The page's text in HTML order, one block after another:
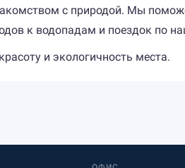
с природой. Мы
к водопадам и поездок по
и экологичность места.